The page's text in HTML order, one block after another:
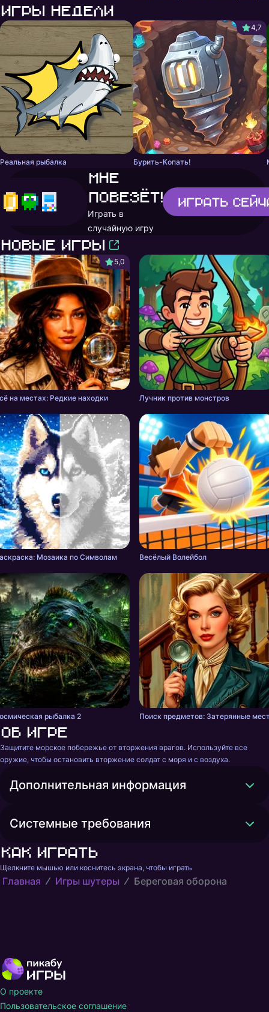
Игры недели
Реальная рыбалка
4,7
Бурить-Копать!
Мне
повезёт!
Играть в
случайную игру
Играть
Новые игры
5,0
на местах: Редкие находки Лучник против монстров
Мозаика по Символам Весёлый Волейбол
рыбалка 2 Поиск предметов: Затерянные
Об игре
Защитите морское побережье от вторжения врагов. Используйте все
оружие, чтобы остановить вторжение солдат с моря и с воздуха.
Дополнительная информация
Системные требования
Как играть
Щелкните мышью или коснитесь экрана, чтобы играть
Главная Игры шутеры Береговая оборона
О проекте
Пользовательское соглашение